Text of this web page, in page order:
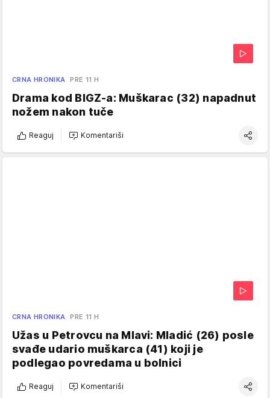
CRNA HRONIKA PRE 11 H
Drama kod BIGZ-a: Muškarac (32) napadnut
nožem nakon tuče
Reaguj Komentariši
CRNA HRONIKA PRE 11 H
Užas u Petrovcu na Mlavi: Mladić (26) posle
svađe udario muškarca (41) koji je
podlegao povredama u bolnici
Reaguj Komentariši